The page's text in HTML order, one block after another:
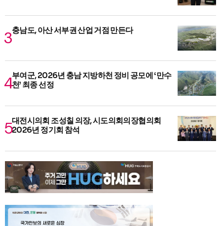
충남도, 아산 서부권 산업 거점 만든다
부여군, 2026년 충남 지방하천 정비 공모에 ‘만수
천’ 최종 선정
대전시의회 조성칠 의장, 시도의회의장협의회
2026년 정기회 참석